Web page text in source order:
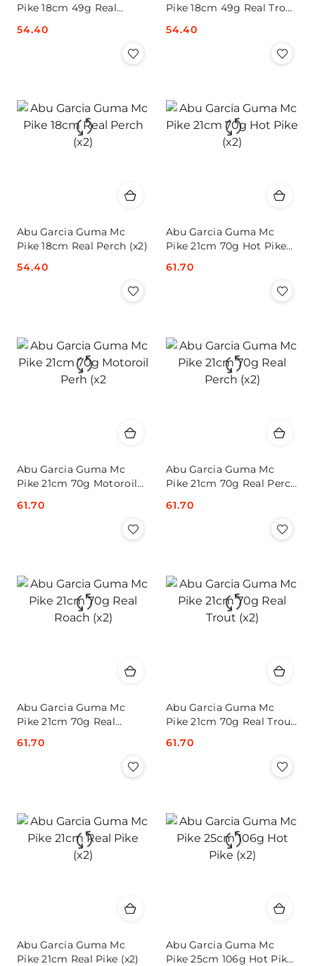
Pike 18cm 49g Real
Cena:
54.40
Pike 18cm 49g Real Trout
Cena:
54.40
Abu Garcia Guma Mc
Pike 18cm Real Perch (x2)
Cena:
54.40
Abu Garcia Guma Mc
Pike 21cm 70g Hot Pike
Cena:
61.70
Abu Garcia Guma Mc
Pike 21cm 70g Motoroil
Cena:
61.70
Abu Garcia Guma Mc
Pike 21cm 70g Real Perch
Cena:
61.70
Abu Garcia Guma Mc
Pike 21cm 70g Real
Cena:
61.70
Abu Garcia Guma Mc
Pike 21cm 70g Real Trout
Cena:
61.70
Abu Garcia Guma Mc
Pike 21cm Real Pike (x2)
Abu Garcia Guma Mc
Pike 25cm 106g Hot Pike